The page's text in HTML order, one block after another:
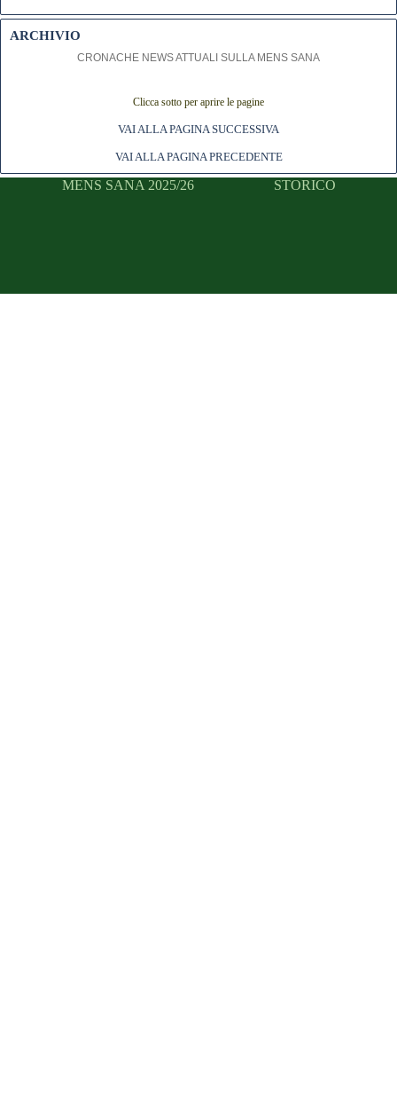
ARCHIVIO
CRONACHE NEWS ATTUALI SULLA MENS SANA
Clicca sotto per aprire le pagine
VAI ALLA PAGINA SUCCESSIVA
VAI ALLA PAGINA PRECEDENTE
MENS SANA 2025/26 STORICO